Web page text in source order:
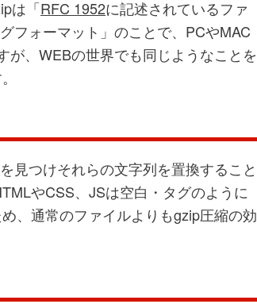
は「RFC 1952に記述されているファ
フォーマット」のことで、PCやMAC
が、WEBの世界でも同じようなことを
見つけそれらの文字列を置換すること
やCSS、JSは空白・タグのように
、通常のファイルよりもgzip圧縮の効